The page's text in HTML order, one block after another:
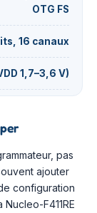
OTG FS
16 canaux
1,7–3,6 V)
pas
ajouter
configuration
F411RE